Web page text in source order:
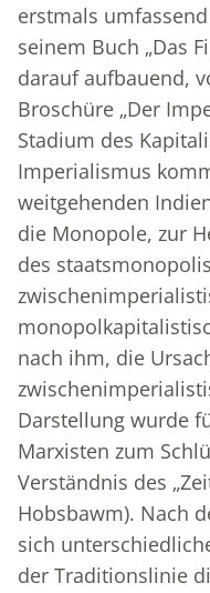
erstmals
seinem Buch „Das
darauf aufbauend,
Broschüre „Der
Stadium des
Imperialismus
weitgehenden
die Monopole, zur
des
nach ihm, die
Darstellung wurde
Marxisten zum
Verständnis des
Hobsbawm). Nach
sich
der Traditionslinie